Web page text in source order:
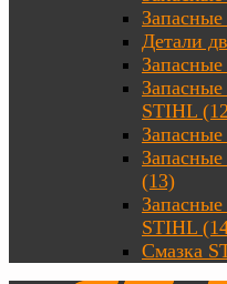
Детали
STIHL
(13)
STIHL
Смазка